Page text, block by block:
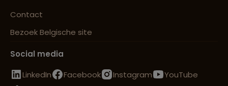
Contact
Bezoek Belgische site
Social media
LinkedIn
Facebook Instagram
YouTube